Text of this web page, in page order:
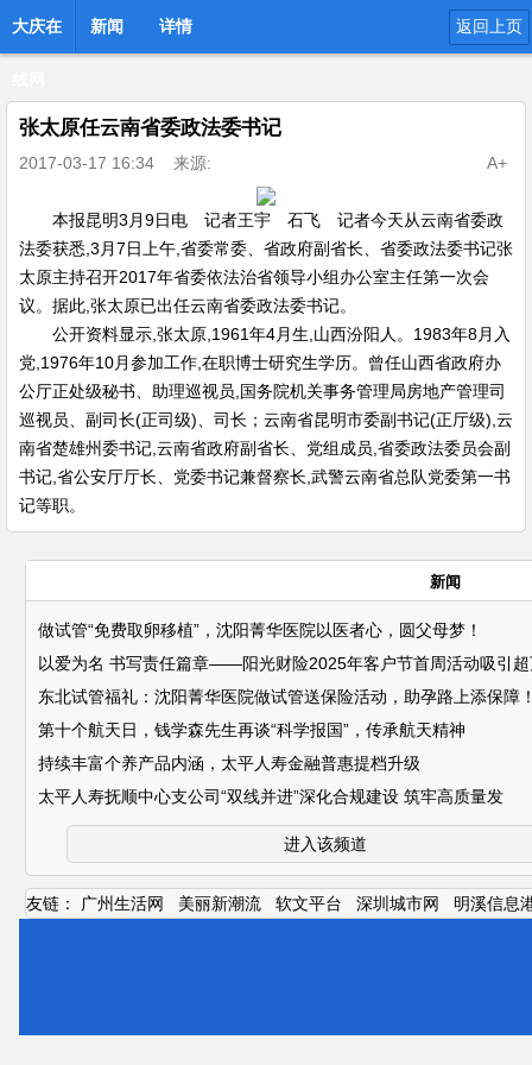
大庆在 新闻 详情 返回上页
张太原任云南省委政法委书记
2017-03-17 16:34 来源: A+
本报昆明3月9日电 记者王宇 石飞 记者今天从云南省委政
法委获悉,3月7日上午,省委常委、省政府副省长、省委政法委书记张
太原主持召开2017年省委依法治省领导小组办公室主任第一次会
议。据此,张太原已出任云南省委政法委书记。
公开资料显示,张太原,1961年4月生,山西汾阳人。1983年8月入
党,1976年10月参加工作,在职博士研究生学历。曾任山西省政府办
公厅正处级秘书、助理巡视员,国务院机关事务管理局房地产管理司
巡视员、副司长(正司级)、司长；云南省昆明市委副书记(正厅级),云
南省楚雄州委书记,云南省政府副省长、党组成员,省委政法委员会副
书记,省公安厅厅长、党委书记兼督察长,武警云南省总队党委第一书
记等职。
新闻
做试管“免费取卵移植”，沈阳菁华医院以医者心，圆父母梦！
以爱为名 书写责任篇章——阳光财险2025年客户节首周活动吸引
东北试管福礼：沈阳菁华医院做试管送保险活动，助孕路上添保障
第十个航天日，钱学森先生再谈“科学报国”，传承航天精神
持续丰富个养产品内涵，太平人寿金融普惠提档升级
太平人寿抚顺中心支公司“双线并进”深化合规建设 筑牢高质量发
进入该频道
友链： 广州生活网 美丽新潮流 软文平台 深圳城市网 明溪信息